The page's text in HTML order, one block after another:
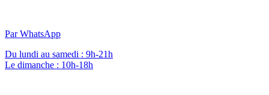
Par WhatsApp
Du lundi au samedi : 9h-21h
Le dimanche : 10h-18h